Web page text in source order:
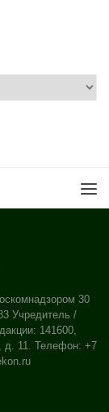
30
Учредитель /
141600,
д. 11. Телефон: +7